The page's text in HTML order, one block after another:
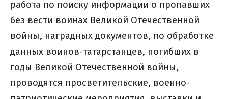
работа по поиску информации о пропавших
без вести воинах Великой Отечественной
войны, наградных документов, по обработке
данных воинов-татарстанцев, погибших в
годы Великой Отечественной войны,
проводятся просветительские, военно-